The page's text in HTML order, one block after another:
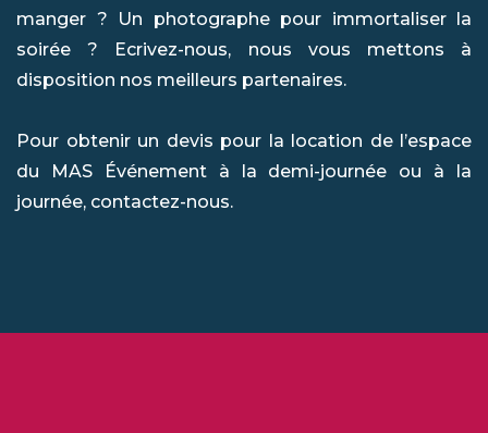
manger ? Un photographe pour immortaliser la
soirée ? Ecrivez-nous, nous vous mettons à
disposition nos meilleurs partenaires.
Pour obtenir un devis pour la location de l’espace
du MAS Événement à la demi-journée ou à la
journée, contactez-nous.